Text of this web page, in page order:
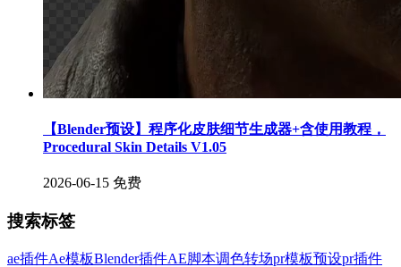
【Blender预设】程序化皮肤细节生成器+含使用教程，
Procedural Skin Details V1.05
2026-06-15 免费
搜索标签
ae插件Ae模板Blender插件AE脚本调色转场pr模板预设pr插件